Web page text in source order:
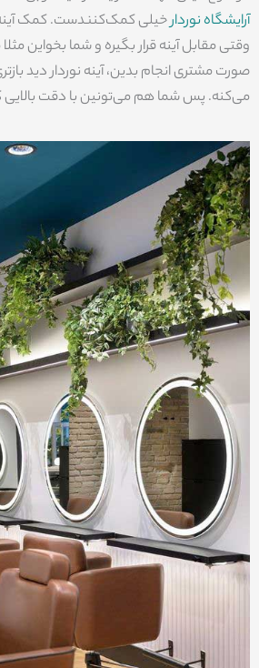
آرایشگاه نوردارخیلی کمک‌کنندست. کمک
وقتی مقابل آینه قرار بگیره و شما بخواین
صورت مشتری انجام بدین، آینه نوردار دید
می‌کنه. پس شما هم می‌تونین با دقت بالایی